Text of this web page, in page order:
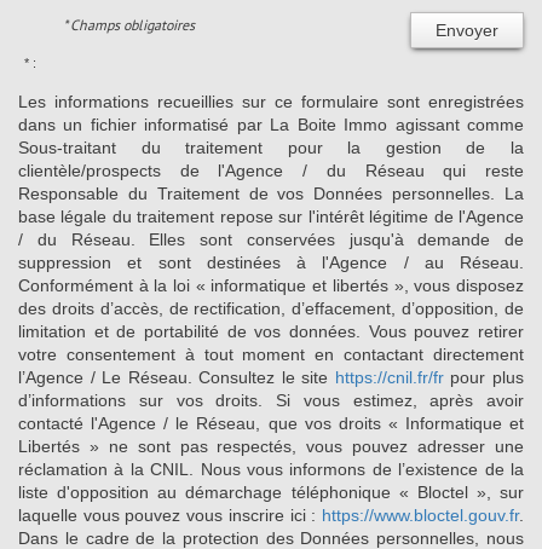
Envoyer
* Champs obligatoires
* :
Les informations recueillies sur ce formulaire sont enregistrées
dans un fichier informatisé par La Boite Immo agissant comme
Sous-traitant du traitement pour la gestion de la
clientèle/prospects de l'Agence / du Réseau qui reste
Responsable du Traitement de vos Données personnelles. La
base légale du traitement repose sur l'intérêt légitime de l'Agence
/ du Réseau. Elles sont conservées jusqu'à demande de
suppression et sont destinées à l'Agence / au Réseau.
Conformément à la loi « informatique et libertés », vous disposez
des droits d’accès, de rectification, d’effacement, d’opposition, de
limitation et de portabilité de vos données. Vous pouvez retirer
votre consentement à tout moment en contactant directement
l’Agence / Le Réseau. Consultez le site https://cnil.fr/frpour plus
d’informations sur vos droits. Si vous estimez, après avoir
contacté l'Agence / le Réseau, que vos droits « Informatique et
Libertés » ne sont pas respectés, vous pouvez adresser une
réclamation à la CNIL. Nous vous informons de l’existence de la
liste d'opposition au démarchage téléphonique « Bloctel », sur
laquelle vous pouvez vous inscrire ici : https://www.bloctel.gouv.fr.
Dans le cadre de la protection des Données personnelles, nous